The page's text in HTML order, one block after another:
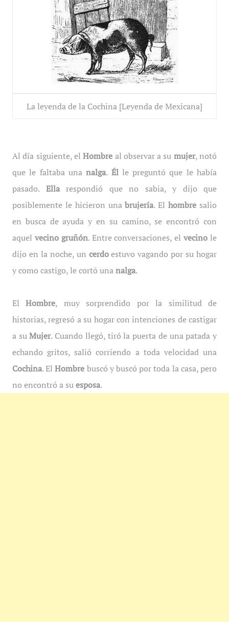
La leyenda de la Cochina [Leyenda de Mexicana]
Al día siguiente, elHombre al observar a su mujer, notó
que le faltaba unanalga. Él le preguntó que le había
pasado. Ella respondió que no sabia, y dijo que
posiblemente le hicieron unabrujería. Elhombre salio
en busca de ayuda y en su camino, se encontró con
aquel vecino gruñón. Entre conversaciones, elvecinole
dijo en la noche, un cerdoestuvo vagando por su hogar
y como castigo, le cortó unanalga.
ElHombre, muy sorprendido por la similitud de
historias, regresó a su hogar con intenciones de castigar
a suMujer. Cuando llegó, tiró la puerta de una patada y
echando gritos, salió corriendo a toda velocidad una
Cochina. ElHombre buscó y buscó por toda la casa, pero
no encontró a suesposa.